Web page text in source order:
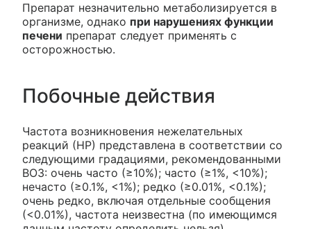
Препарат незначительно метаболизируется в
организме, однако при нарушениях функции
печени препарат следует применять с
осторожностью.
Побочные действия
Частота возникновения нежелательных
реакций (НР) представлена в соответствии со
следующими градациями, рекомендованными
ВОЗ: очень часто (≥10%); часто (≥1%, <10%);
нечасто (≥0.1%, <1%); редко (≥0.01%, <0.1%);
очень редко, включая отдельные сообщения
(<0.01%), частота неизвестна (по имеющимся